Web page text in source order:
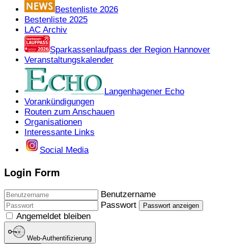
Bestenliste 2026
Bestenliste 2025
LAC Archiv
Sparkassenlaufpass der Region Hannover
Veranstaltungskalender
Langenhagener Echo
Vorankündigungen
Routen zum Anschauen
Organisationen
Interessante Links
Social Media
Login Form
Benutzername
Passwort
Passwort anzeigen
Angemeldet bleiben
Web-Authentifizierung